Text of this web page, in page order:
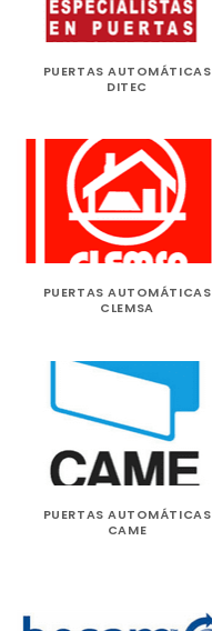
PUERTAS AUTOMÁTICAS
DITEC
PUERTAS AUTOMÁTICAS
CLEMSA
PUERTAS AUTOMÁTICAS
CAME